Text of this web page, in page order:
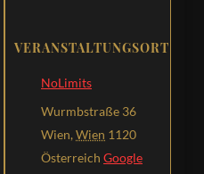
VERANSTALTUNGSORT
NoLimits
Wurmbstraße 36
Wien, Wien 1120
Österreich Google